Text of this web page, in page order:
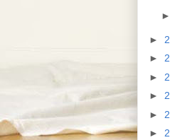
►
►
►
►
►
►
►